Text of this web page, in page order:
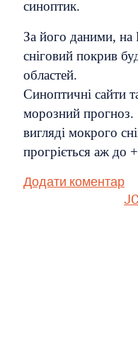
синоптик.
За його даними, на
сніговий покрив
областей.
Синоптичні сайти
морозний прогноз.
вигляді мокрого
прогріється аж до
Додати коментар